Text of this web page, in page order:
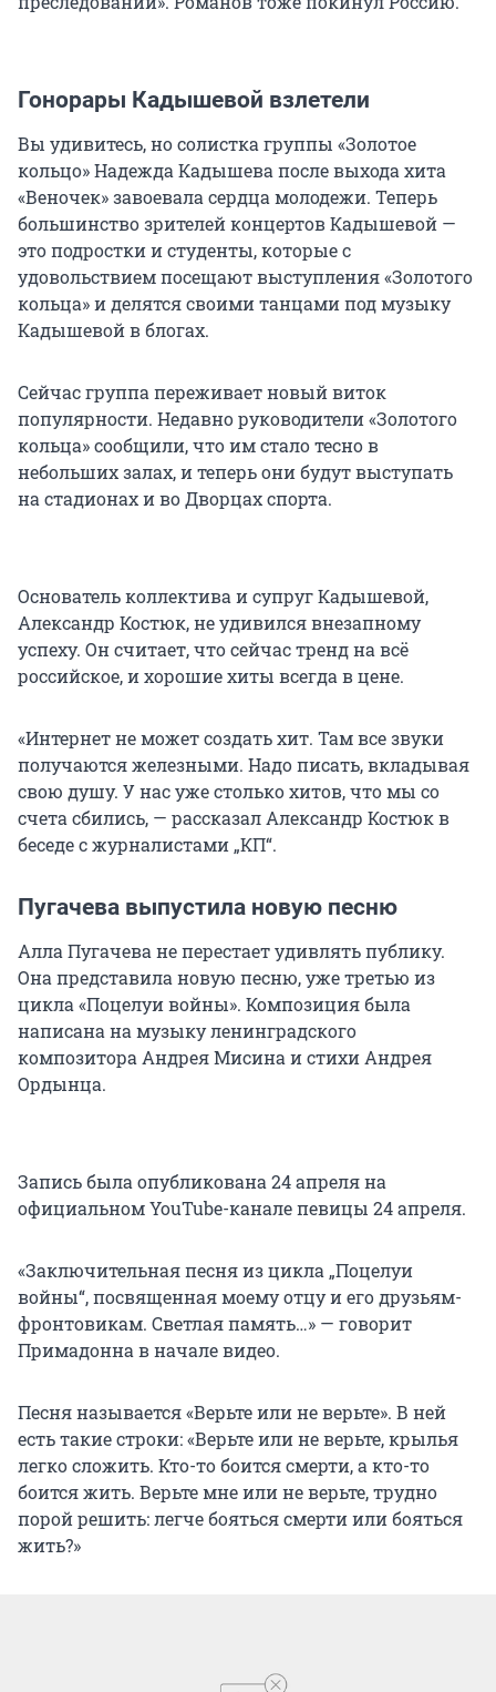
Гонорары Кадышевой взлетели
Вы удивитесь, но солистка группы «Золотое
кольцо» Надежда Кадышева после выхода хита
«Веночек» завоевала сердца молодежи. Теперь
большинство зрителей концертов Кадышевой —
это подростки и студенты, которые с
удовольствием посещают выступления «Золотого
кольца» и делятся своими танцами под музыку
Кадышевой в блогах.
Сейчас группа переживает новый виток
популярности. Недавно руководители «Золотого
кольца» сообщили, что им стало тесно в
небольших залах, и теперь они будут выступать
на стадионах и во Дворцах спорта.
Основатель коллектива и супруг Кадышевой,
Александр Костюк, не удивился внезапному
успеху. Он считает, что сейчас тренд на всё
российское, и хорошие хиты всегда в цене.
«Интернет не может создать хит. Там все звуки
получаются железными. Надо писать, вкладывая
свою душу. У нас уже столько хитов, что мы со
счета сбились, — рассказал Александр Костюк в
беседе с журналистами „КП“.
Пугачева выпустила новую песню
Алла Пугачева не перестает удивлять публику.
Она представила новую песню, уже третью из
цикла «Поцелуи войны». Композиция была
написана на музыку ленинградского
композитора Андрея Мисина и стихи Андрея
Ордынца.
Запись была опубликована 24 апреля на
официальном YouTube-канале певицы 24 апреля.
«Заключительная песня из цикла „Поцелуи
войны“, посвященная моему отцу и его друзьям-
фронтовикам. Светлая память…» — говорит
Примадонна в начале видео.
Песня называется «Верьте или не верьте». В ней
есть такие строки: «Верьте или не верьте, крылья
легко сложить. Кто-то боится смерти, а кто-то
боится жить. Верьте мне или не верьте, трудно
порой решить: легче бояться смерти или бояться
жить?»